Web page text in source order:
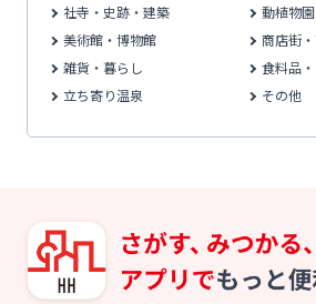
社寺・史跡・建築
動植物
美術館・博物館
商店街
雑貨・暮らし
食料品
立ち寄り温泉
その他